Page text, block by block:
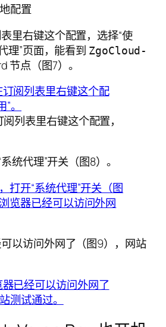
配置
里右键这个配置，选择“使
理”页面，能看到 ZgoCloud-
节点（图7）。
列表里右键这个配置，
统代理”开关（图8）。
以访问外网了（图9），网站